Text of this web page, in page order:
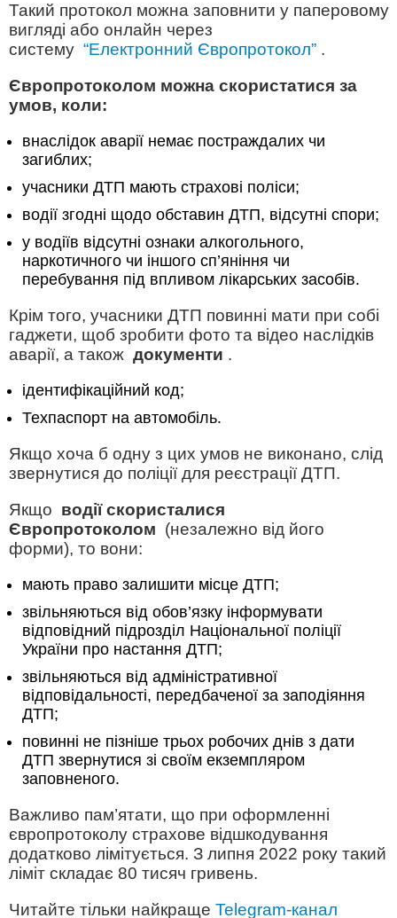
Такий протокол можна заповнити у паперовому
вигляді або онлайн через
систему “Електронний Європротокол” .
Європротоколом можна скористатися за
умов, коли:
внаслідок аварії немає постраждалих чи
загиблих;
учасники ДТП мають страхові поліси;
водії згодні щодо обставин ДТП, відсутні спори;
у водіїв відсутні ознаки алкогольного,
наркотичного чи іншого сп’яніння чи
перебування під впливом лікарських засобів.
Крім того, учасники ДТП повинні мати при собі
гаджети, щоб зробити фото та відео наслідків
аварії, а також документи .
ідентифікаційний код;
Техпаспорт на автомобіль.
Якщо хоча б одну з цих умов не виконано, слід
звернутися до поліції для реєстрації ДТП.
Якщо водії скористалися
Європротоколом (незалежно від його
форми), то вони:
мають право залишити місце ДТП;
звільняються від обов’язку інформувати
відповідний підрозділ Національної поліції
України про настання ДТП;
звільняються від адміністративної
відповідальності, передбаченої за заподіяння
ДТП;
повинні не пізніше трьох робочих днів з дати
ДТП звернутися зі своїм екземпляром
заповненого.
Важливо пам’ятати, що при оформленні
європротоколу страхове відшкодування
додатково лімітується. З липня 2022 року такий
ліміт складає 80 тисяч гривень.
Читайте тільки найкраще Telegram-канал